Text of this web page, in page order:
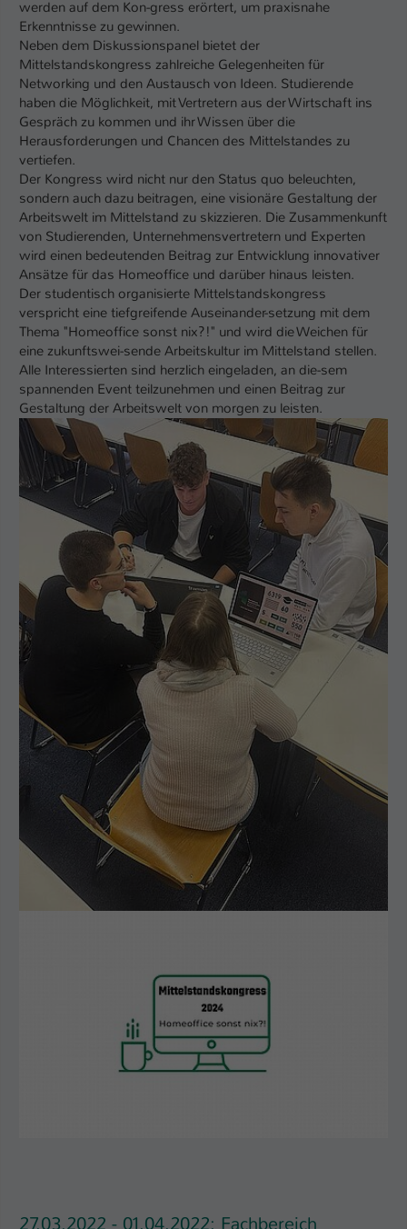
werden auf dem Kon-gress erörtert, um praxisnahe
Erkenntnisse zu gewinnen.
Neben dem Diskussionspanel bietet der
Mittelstandskongress zahlreiche Gelegenheiten für
Networking und den Austausch von Ideen. Studierende
haben die Möglichkeit, mit Vertretern aus der Wirtschaft ins
Gespräch zu kommen und ihr Wissen über die
Herausforderungen und Chancen des Mittelstandes zu
vertiefen.
Der Kongress wird nicht nur den Status quo beleuchten,
sondern auch dazu beitragen, eine visionäre Gestaltung der
Arbeitswelt im Mittelstand zu skizzieren. Die Zusammenkunft
von Studierenden, Unternehmensvertretern und Experten
wird einen bedeutenden Beitrag zur Entwicklung innovativer
Ansätze für das Homeoffice und darüber hinaus leisten.
Der studentisch organisierte Mittelstandskongress
verspricht eine tiefgreifende Auseinander-setzung mit dem
Thema "Homeoffice sonst nix?!" und wird die Weichen für
eine zukunftswei-sende Arbeitskultur im Mittelstand stellen.
Alle Interessierten sind herzlich eingeladen, an die-sem
spannenden Event teilzunehmen und einen Beitrag zur
Gestaltung der Arbeitswelt von morgen zu leisten.
27.03.2022 - 01.04.2022: Fachbereich